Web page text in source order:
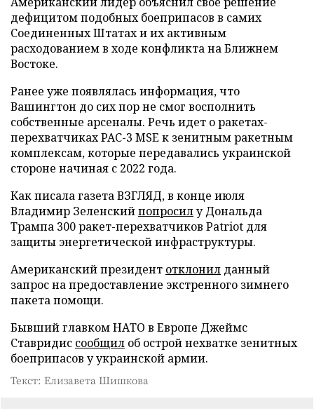
дефицитом подобных боеприпасов в самих
Соединенных Штатах и их активным
расходованием в ходе конфликта на Ближнем
Востоке.
Ранее уже появлялась информация, что
Вашингтон до сих пор не смог восполнить
собственные арсеналы. Речь идет о ракетах-
перехватчиках PAC-3 MSE к зенитным ракетным
комплексам, которые передавались украинской
стороне начиная с 2022 года.
Как писала газета ВЗГЛЯД, в конце июля
Владимир Зеленскийпопросилу Дональда
Трампа 300 ракет-перехватчиков Patriot для
защиты энергетической инфраструктуры.
Американский президент отклонил данный
запрос на предоставление экстренного зимнего
пакета помощи.
Бывший главком НАТО в Европе Джеймс
Ставридис сообщил об острой нехватке зенитных
боеприпасов у украинской армии.
Текст: Елизавета Шишкова